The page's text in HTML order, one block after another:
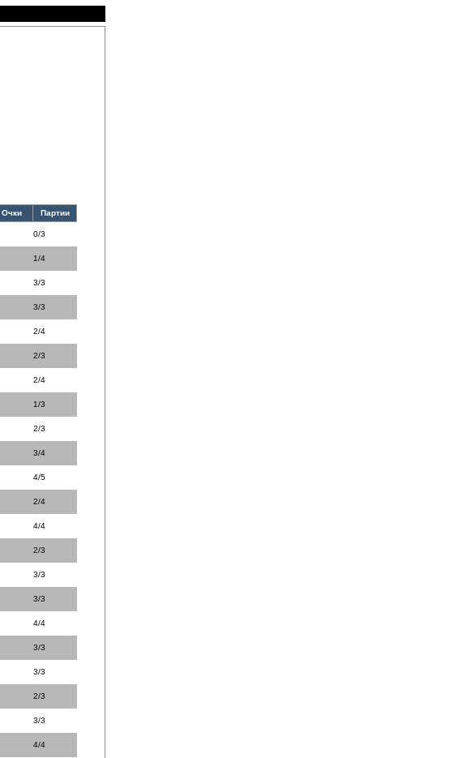
Очки Партии
0/3
1/4
3/3
3/3
2/4
2/3
2/4
1/3
2/3
3/4
4/5
2/4
4/4
2/3
3/3
3/3
4/4
3/3
3/3
2/3
3/3
4/4